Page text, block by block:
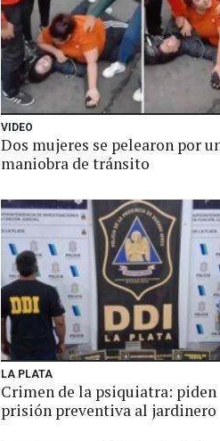
VIDEO
Dos mujeres se pelearon por
maniobra de tránsito
LA PLATA
Crimen de la psiquiatra: piden
prisión preventiva al jardinero